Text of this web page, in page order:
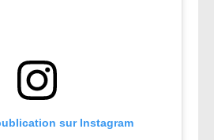
sur Instagram